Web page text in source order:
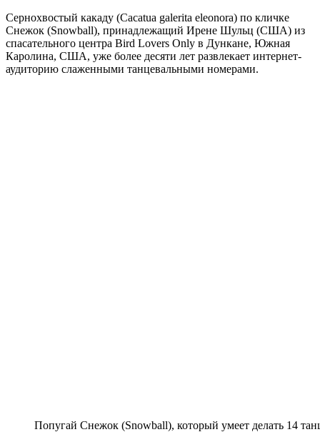
Сернохвостый какаду (Cacatua galerita eleonora) по кличке
Снежок (Snowball), принадлежащий Ирене Шульц (США) из
спасательного центра Bird Lovers Only в Дункане, Южная
Каролина, США, уже более десяти лет развлекает интернет-
аудиторию слаженными танцевальными номерами.
Попугай Снежок (Snowball), который умеет делать 14